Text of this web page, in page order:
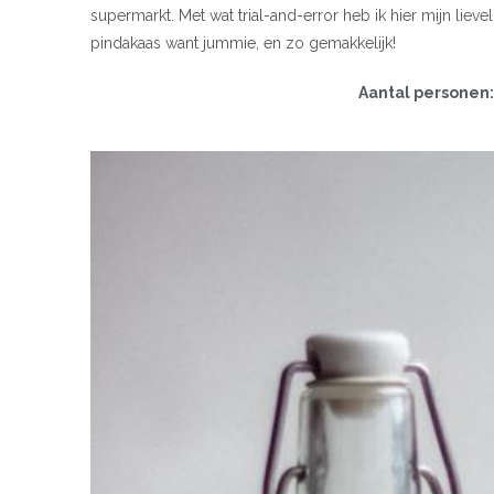
supermarkt. Met wat trial-and-error heb ik hier mijn
pindakaas want jummie, en zo gemakkelijk!
Aantal